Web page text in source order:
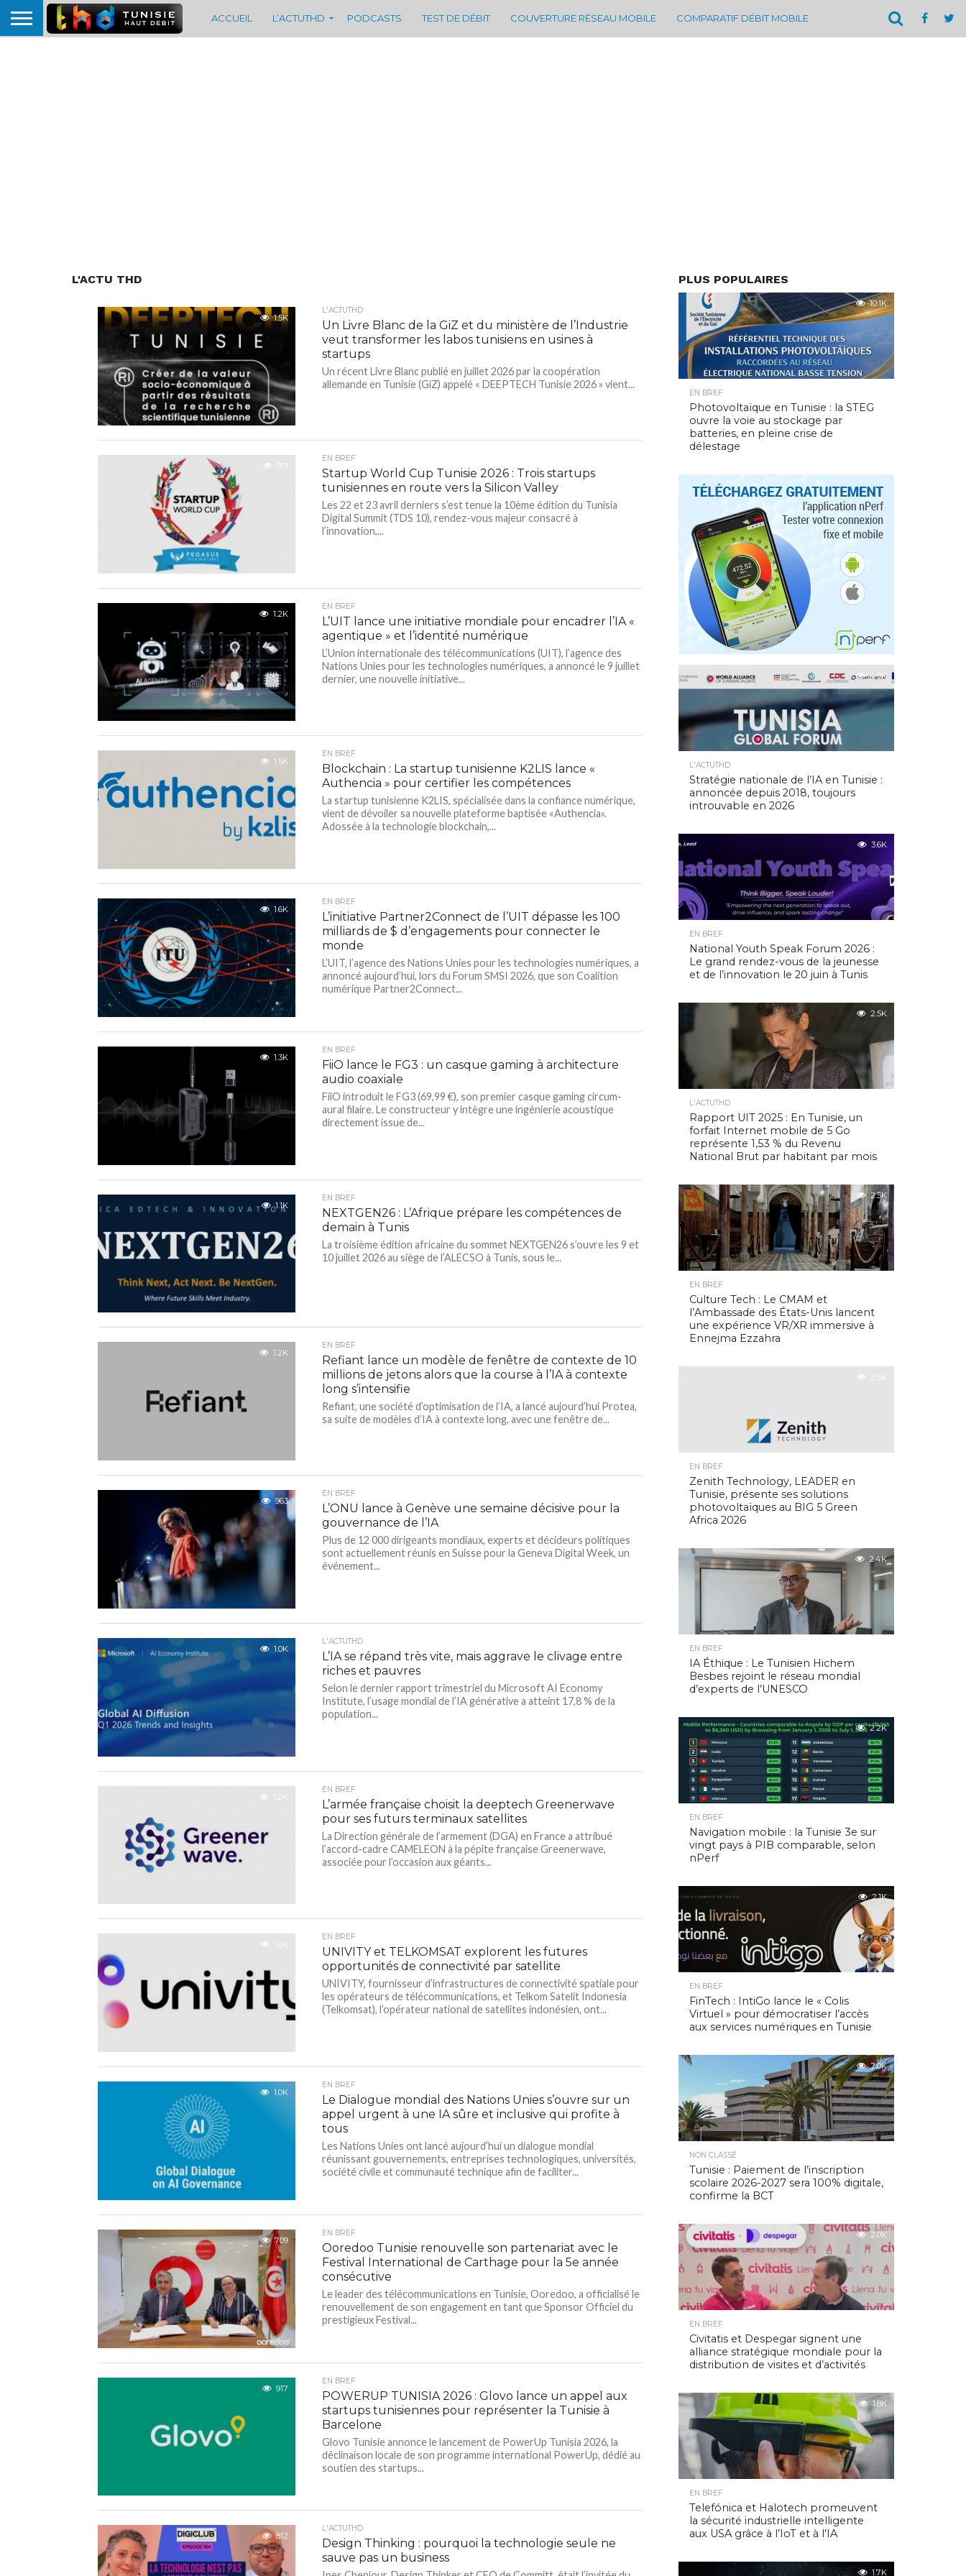
ACCUEIL L’ACTUTHD PODCASTS TEST DE DÉBIT COUVERTURE RÉSEAU MOBILE COMPARATIF DÉBIT MOBILE
L'ACTU THD
1.5K
L'ACTUTHD
Un Livre Blanc de la GiZ et du ministère de l’Industrie
veut transformer les labos tunisiens en usines à
startups
Un récent Livre Blanc publié en juillet 2026 par la coopération
allemande en Tunisie (GiZ) appelé « DEEPTECH Tunisie 2026 » vient...
991
EN BREF
Startup World Cup Tunisie 2026 : Trois startups
tunisiennes en route vers la Silicon Valley
Les 22 et 23 avril derniers s’est tenue la 10ème édition du Tunisia
Digital Summit (TDS 10), rendez-vous majeur consacré à
l’innovation,...
1.2K
EN BREF
L’UIT lance une initiative mondiale pour encadrer l’IA «
agentique » et l’identité numérique
L’Union internationale des télécommunications (UIT), l’agence des
Nations Unies pour les technologies numériques, a annoncé le 9 juillet
dernier, une nouvelle initiative...
1.5K
EN BREF
Blockchain : La startup tunisienne K2LIS lance «
Authencia » pour certifier les compétences
La startup tunisienne K2LIS, spécialisée dans la confiance numérique,
vient de dévoiler sa nouvelle plateforme baptisée «Authencia».
Adossée à la technologie blockchain,...
1.6K
EN BREF
L’initiative Partner2Connect de l’UIT dépasse les 100
milliards de $ d’engagements pour connecter le
monde
L’UIT, l’agence des Nations Unies pour les technologies numériques, a
annoncé aujourd’hui, lors du Forum SMSI 2026, que son Coalition
numérique Partner2Connect...
1.3K
EN BREF
FiiO lance le FG3 : un casque gaming à architecture
audio coaxiale
FiiO introduit le FG3 (69,99 €), son premier casque gaming circum-
aural filaire. Le constructeur y intègre une ingénierie acoustique
directement issue de...
1.1K
EN BREF
NEXTGEN26 : L’Afrique prépare les compétences de
demain à Tunis
La troisième édition africaine du sommet NEXTGEN26 s’ouvre les 9 et
10 juillet 2026 au siège de l’ALECSO à Tunis, sous le...
1.2K
EN BREF
Refiant lance un modèle de fenêtre de contexte de 10
millions de jetons alors que la course à l’IA à contexte
long s’intensifie
Refiant, une société d’optimisation de l’IA, a lancé aujourd’hui Protea,
sa suite de modèles d’IA à contexte long, avec une fenêtre de...
963
EN BREF
L’ONU lance à Genève une semaine décisive pour la
gouvernance de l’IA
Plus de 12 000 dirigeants mondiaux, experts et décideurs politiques
sont actuellement réunis en Suisse pour la Geneva Digital Week, un
événement...
1.0K
L'ACTUTHD
L’IA se répand très vite, mais aggrave le clivage entre
riches et pauvres
Selon le dernier rapport trimestriel du Microsoft AI Economy
Institute, l’usage mondial de l’IA générative a atteint 17,8 % de la
population...
1.2K
EN BREF
L’armée française choisit la deeptech Greenerwave
pour ses futurs terminaux satellites
La Direction générale de l’armement (DGA) en France a attribué
l’accord-cadre CAMELEON à la pépite française Greenerwave,
associée pour l’occasion aux géants...
1.0K
EN BREF
UNIVITY et TELKOMSAT explorent les futures
opportunités de connectivité par satellite
UNIVITY, fournisseur d’infrastructures de connectivité spatiale pour
les opérateurs de télécommunications, et Telkom Satelit Indonesia
(Telkomsat), l’opérateur national de satellites indonésien, ont...
1.0K
EN BREF
Le Dialogue mondial des Nations Unies s’ouvre sur un
appel urgent à une IA sûre et inclusive qui profite à
tous
Les Nations Unies ont lancé aujourd’hui un dialogue mondial
réunissant gouvernements, entreprises technologiques, universités,
société civile et communauté technique afin de faciliter...
709
EN BREF
Ooredoo Tunisie renouvelle son partenariat avec le
Festival International de Carthage pour la 5e année
consécutive
Le leader des télécommunications en Tunisie, Ooredoo, a officialisé le
renouvellement de son engagement en tant que Sponsor Officiel du
prestigieux Festival...
917
EN BREF
POWERUP TUNISIA 2026 : Glovo lance un appel aux
startups tunisiennes pour représenter la Tunisie à
Barcelone
Glovo Tunisie annonce le lancement de PowerUp Tunisia 2026, la
déclinaison locale de son programme international PowerUp, dédié au
soutien des startups...
812
L'ACTUTHD
Design Thinking : pourquoi la technologie seule ne
sauve pas un business
PLUS POPULAIRES
10.1K
EN BREF
Photovoltaïque en Tunisie : la STEG
ouvre la voie au stockage par
batteries, en pleine crise de
délestage
4.9K
L'ACTUTHD
Stratégie nationale de l’IA en Tunisie :
annoncée depuis 2018, toujours
introuvable en 2026
3.6K
EN BREF
National Youth Speak Forum 2026 :
Le grand rendez-vous de la jeunesse
et de l’innovation le 20 juin à Tunis
2.5K
L'ACTUTHD
Rapport UIT 2025 : En Tunisie, un
forfait Internet mobile de 5 Go
représente 1,53 % du Revenu
National Brut par habitant par mois
2.5K
EN BREF
Culture Tech : Le CMAM et
l’Ambassade des États-Unis lancent
une expérience VR/XR immersive à
Ennejma Ezzahra
2.5K
EN BREF
Zenith Technology, LEADER en
Tunisie, présente ses solutions
photovoltaïques au BIG 5 Green
Africa 2026
2.4K
EN BREF
IA Éthique : Le Tunisien Hichem
Besbes rejoint le réseau mondial
d’experts de l’UNESCO
2.2K
EN BREF
Navigation mobile : la Tunisie 3e sur
vingt pays à PIB comparable, selon
nPerf
2.1K
EN BREF
FinTech : IntiGo lance le « Colis
Virtuel » pour démocratiser l’accès
aux services numériques en Tunisie
2.0K
NON CLASSÉ
Tunisie : Paiement de l’inscription
scolaire 2026-2027 sera 100% digitale,
confirme la BCT
2.0K
EN BREF
Civitatis et Despegar signent une
alliance stratégique mondiale pour la
distribution de visites et d’activités
1.8K
EN BREF
Telefónica et Halotech promeuvent
la sécurité industrielle intelligente
aux USA grâce à l’IoT et à l’IA
1.7K